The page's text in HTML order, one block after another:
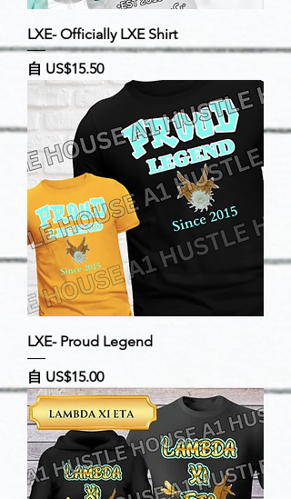
LXE- Officially LXE Shirt
自 US$15.50
促銷價格
LXE- Proud Legend
自 US$15.00
促銷價格